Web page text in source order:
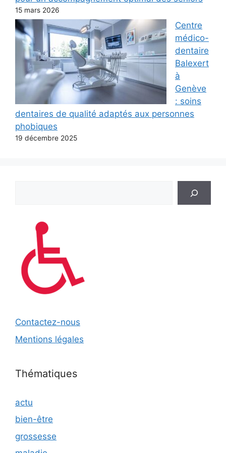
15 mars 2026
Centre
médico-
dentaire
Balexert
à
Genève
: soins
dentaires de qualité adaptés aux personnes
phobiques
19 décembre 2025
Contactez-nous
Mentions légales
Thématiques
actu
bien-être
grossesse